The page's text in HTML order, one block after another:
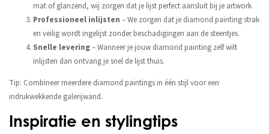
mat of glanzend, wij zorgen dat je lijst perfect aansluit bij je artwork.
Professioneel inlijsten – We zorgen dat je diamond painting strak
en veilig wordt ingelijst zonder beschadigingen aan de steentjes.
Snelle levering– Wanneer je jouw diamond painting zelf wilt
inlijsten dan ontvang je snel de lijst thuis.
Tip: Combineer meerdere diamond paintings in één stijl voor een
indrukwekkende galerijwand.
Inspiratie en stylingtips